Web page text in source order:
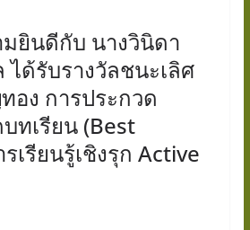
ยินดีกับ นางวินิดา
ด้รับรางวัลชนะเลิศ
อง การประกวด
ทเรียน (Best
เรียนรู้เชิงรุก Active